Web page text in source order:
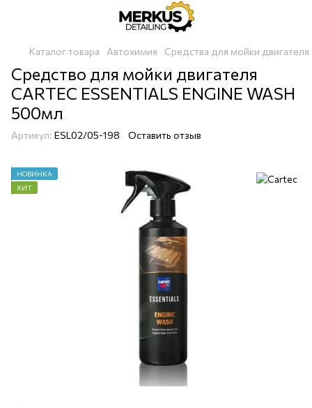
Каталог товара Автохимия Средства для мойки двигателя
Средство для мойки двигателя
CARTEC ESSENTIALS ENGINE WASH
500мл
Артикул: ESL02/05-198 Оставить отзыв
НОВИНКА
ХИТ